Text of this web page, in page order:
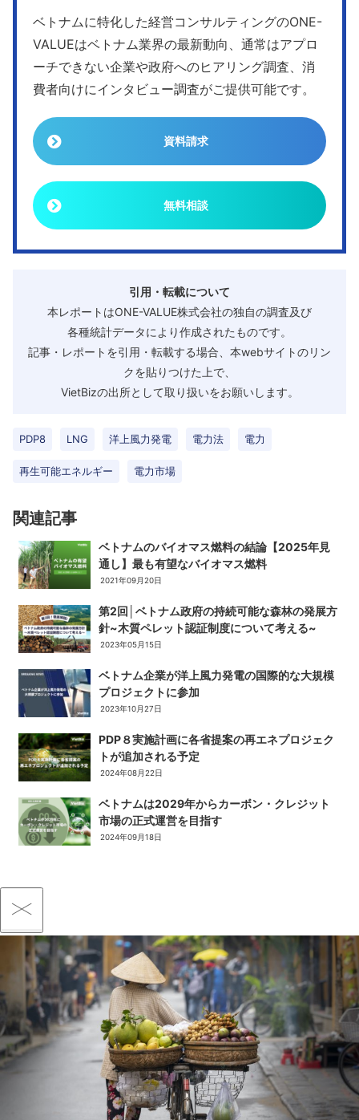
ベトナムに特化した経営コンサルティングのONE-
VALUEはベトナム業界の最新動向、通常はアプロ
ーチできない企業や政府へのヒアリング調査、消
費者向けにインタビュー調査がご提供可能です。
資料請求
無料相談
引用・転載について
本レポートはONE-VALUE株式会社の独自の調査及び
各種統計データにより作成されたものです。
記事・レポートを引用・転載する場合、本webサイトのリン
クを貼りつけた上で、
VietBizの出所として取り扱いをお願いします。
PDP8 LNG 洋上風力発電 電力法 電力
再生可能エネルギー 電力市場
関連記事
ベトナムのバイオマス燃料の結論【2025年見
通し】最も有望なバイオマス燃料
2021年09月20日
第2回│ベトナム政府の持続可能な森林の発展方
針~木質ペレット認証制度について考える~
2023年05月15日
ベトナム企業が洋上風力発電の国際的な大規模
プロジェクトに参加
2023年10月27日
PDP８実施計画に各省提案の再エネプロジェク
トが追加される予定
2024年08月22日
ベトナムは2029年からカーボン・クレジット
市場の正式運営を目指す
2024年09月18日